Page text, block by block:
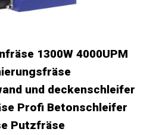
1300W 4000UPM
und deckenschleifer
Profi Betonschleifer
Putzfräse